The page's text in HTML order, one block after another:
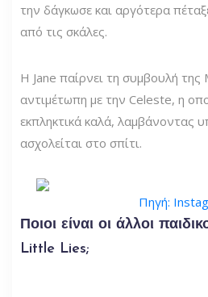
την δάγκωσε και αργότερα
από τις σκάλες.
Η Jane παίρνει τη συμβουλή της
αντιμέτωπη με την Celeste, η
εκπληκτικά καλά, λαμβάνοντας
ασχολείται στο σπίτι.
Πηγή:
Ποιοι είναι οι άλλοι
Little Lies;